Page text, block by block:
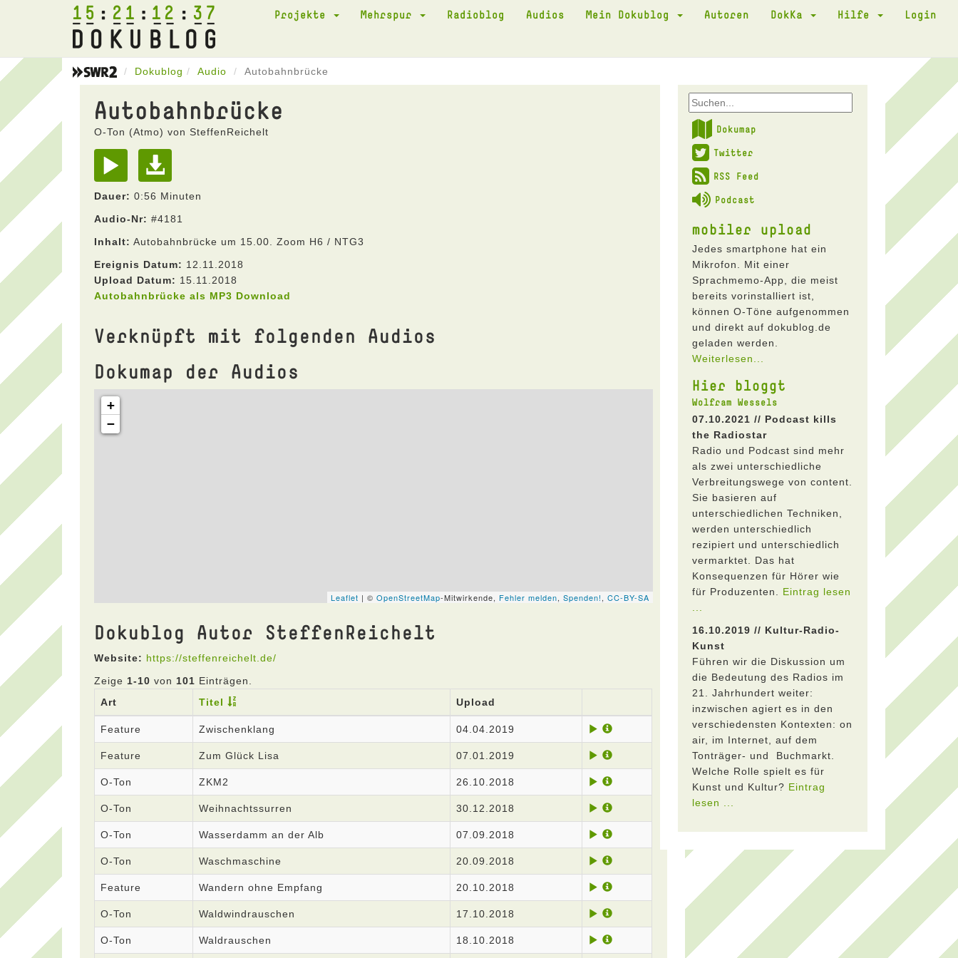
15 21 12 37 Projekte Mehrspur Radioblog Audios Mein Dokublog Autoren DokKa Hilfe Login
Dokublog Audio Autobahnbrücke
Autobahnbrücke
O-Ton (Atmo) von SteffenReichelt
Dauer: 0:56 Minuten
Audio-Nr: #4181
Inhalt: Autobahnbrücke um 15.00. Zoom H6 / NTG3
Ereignis Datum: 12.11.2018
Upload Datum: 15.11.2018
Autobahnbrücke als MP3 Download
Verknüpft mit folgenden Audios
Dokumap der Audios
Dokublog Autor SteffenReichelt
Website: https://steffenreichelt.de/
Zeige 1-10 von 101 Einträgen.
Art
Titel Upload
Feature Zwischenklang 04.04.2019
Feature Zum Glück Lisa 07.01.2019
O-Ton ZKM2 26.10.2018
O-Ton Weihnachtssurren 30.12.2018
O-Ton Wasserdamm an der Alb 07.09.2018
O-Ton Waschmaschine 20.09.2018
Feature Wandern ohne Empfang 20.10.2018
O-Ton Waldwindrauschen 17.10.2018
O-Ton Waldrauschen 18.10.2018
Dokumap
Twitter
RSS Feed
Podcast
mobiler upload
Jedes smartphone hat ein
Mikrofon. Mit einer
Sprachmemo-App, die meist
bereits vorinstalliert ist,
können O-Töne aufgenommen
und direkt auf dokublog.de
geladen werden.
Weiterlesen...
Hier bloggt
Wolfram Wessels
07.10.2021 // Podcast kills
the Radiostar
Radio und Podcast sind mehr
als zwei unterschiedliche
Verbreitungswege von content.
Sie basieren auf
unterschiedlichen Techniken,
werden unterschiedlich
rezipiert und unterschiedlich
vermarktet. Das hat
Konsequenzen für Hörer wie
für Produzenten. Eintrag lesen
16.10.2019 // Kultur-Radio-
Kunst
Führen wir die Diskussion um
die Bedeutung des Radios im
21. Jahrhundert weiter:
inzwischen agiert es in den
verschiedensten Kontexten: on
air, im Internet, auf dem
Tonträger- und Buchmarkt.
Welche Rolle spielt es für
Kunst und Kultur? Eintrag
lesen ...